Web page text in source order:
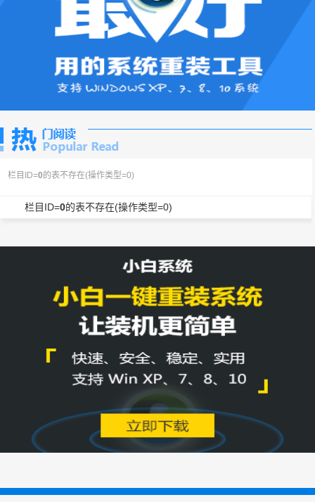
栏目ID=0的表不存在(操作类型=0)
栏目ID=0的表不存在(操作类型=0)